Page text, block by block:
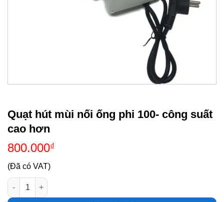
Quạt hút mùi nối ống phi 100- công suất
cao hơn
800.000₫
(Đã có VAT)
Quạt hút mùi nối ống phi 100- công suất cao hơn số lượng